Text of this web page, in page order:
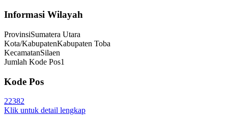
Informasi Wilayah
ProvinsiSumatera Utara
Kota/KabupatenKabupaten Toba
KecamatanSilaen
Jumlah Kode Pos1
Kode Pos
22382
Klik untuk detail lengkap